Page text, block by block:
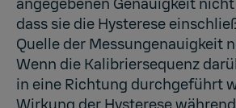
dass sie die Hysterese
Quelle der Messungenauigkeit
Wenn die Kalibriersequenz
in eine Richtung durchgeführt